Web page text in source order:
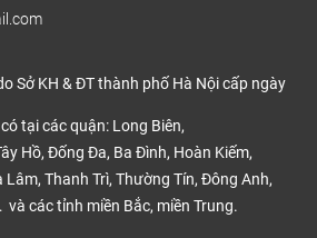
Sở KH & ĐT thành phố Hà Nội cấp ngày
tại các quận: Long Biên,
Hồ, Đống Đa, Ba Đình, Hoàn Kiếm,
Lâm, Thanh Trì, Thường Tín, Đông Anh,
các tỉnh miền Bắc, miền Trung.